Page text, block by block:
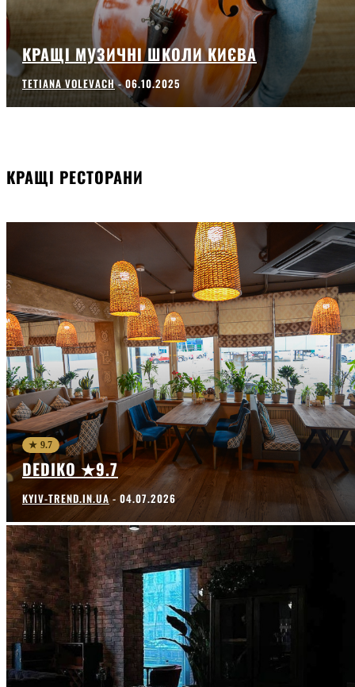
КРАЩІ МУЗИЧНІ ШКОЛИ КИЄВА
TETIANA VOLEVACH - 06.10.2025
КРАЩІ РЕСТОРАНИ
★ 9.7
DEDIKO ★9.7
KYIV-TREND.IN.UA - 04.07.2026